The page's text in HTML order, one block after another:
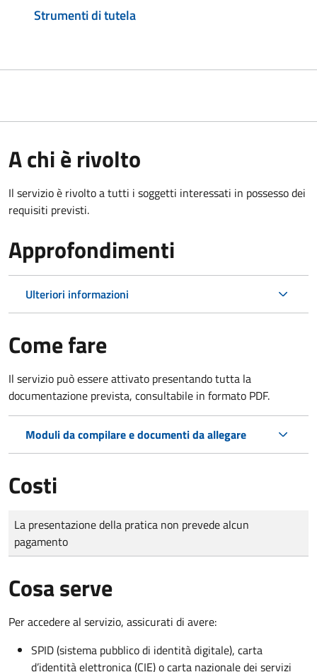
Strumenti di tutela
A chi è rivolto
Il servizio è rivolto a tutti i soggetti interessati in possesso dei
requisiti previsti.
Approfondimenti
Ulteriori informazioni
Come fare
Il servizio può essere attivato presentando tutta la
documentazione prevista, consultabile in formato PDF.
Moduli da compilare e documenti da allegare
Costi
Tipo di pagamento
Importo
La presentazione della pratica non prevede alcun
pagamento
Cosa serve
Per accedere al servizio, assicurati di avere:
SPID (sistema pubblico di identità digitale), carta
d’identità elettronica (CIE) o carta nazionale dei servizi